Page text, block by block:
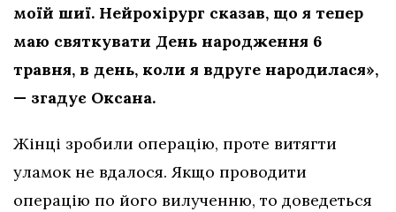
моїй шиї. Нейрохірург сказав, що я тепер
маю святкувати День народження 6
травня, в день, коли я вдруге народилася»,
— згадує Оксана.
Жінці зробили операцію, проте витягти
уламок не вдалося. Якщо проводити
операцію по його вилученню, то доведеться